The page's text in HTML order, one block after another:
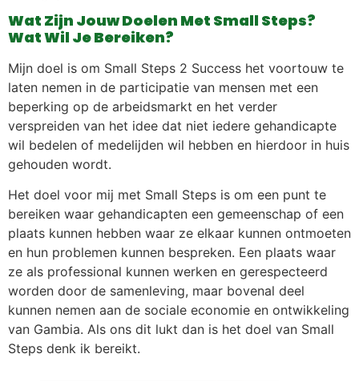
Wat Zijn Jouw Doelen Met Small Steps?
Wat Wil Je Bereiken?
Mijn doel is om Small Steps 2 Success het voortouw te
laten nemen in de participatie van mensen met een
beperking op de arbeidsmarkt en het verder
verspreiden van het idee dat niet iedere gehandicapte
wil bedelen of medelijden wil hebben en hierdoor in huis
gehouden wordt.
Het doel voor mij met Small Steps is om een punt te
bereiken waar gehandicapten een gemeenschap of een
plaats kunnen hebben waar ze elkaar kunnen ontmoeten
en hun problemen kunnen bespreken. Een plaats waar
ze als professional kunnen werken en gerespecteerd
worden door de samenleving, maar bovenal deel
kunnen nemen aan de sociale economie en ontwikkeling
van Gambia. Als ons dit lukt dan is het doel van Small
Steps denk ik bereikt.